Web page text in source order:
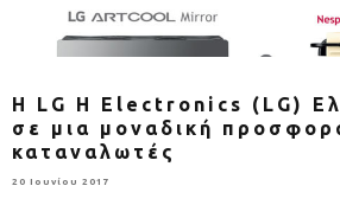
Η LG Η Electronics (LG)
σε μια μοναδική
καταναλωτές
20 Ιουνίου 2017